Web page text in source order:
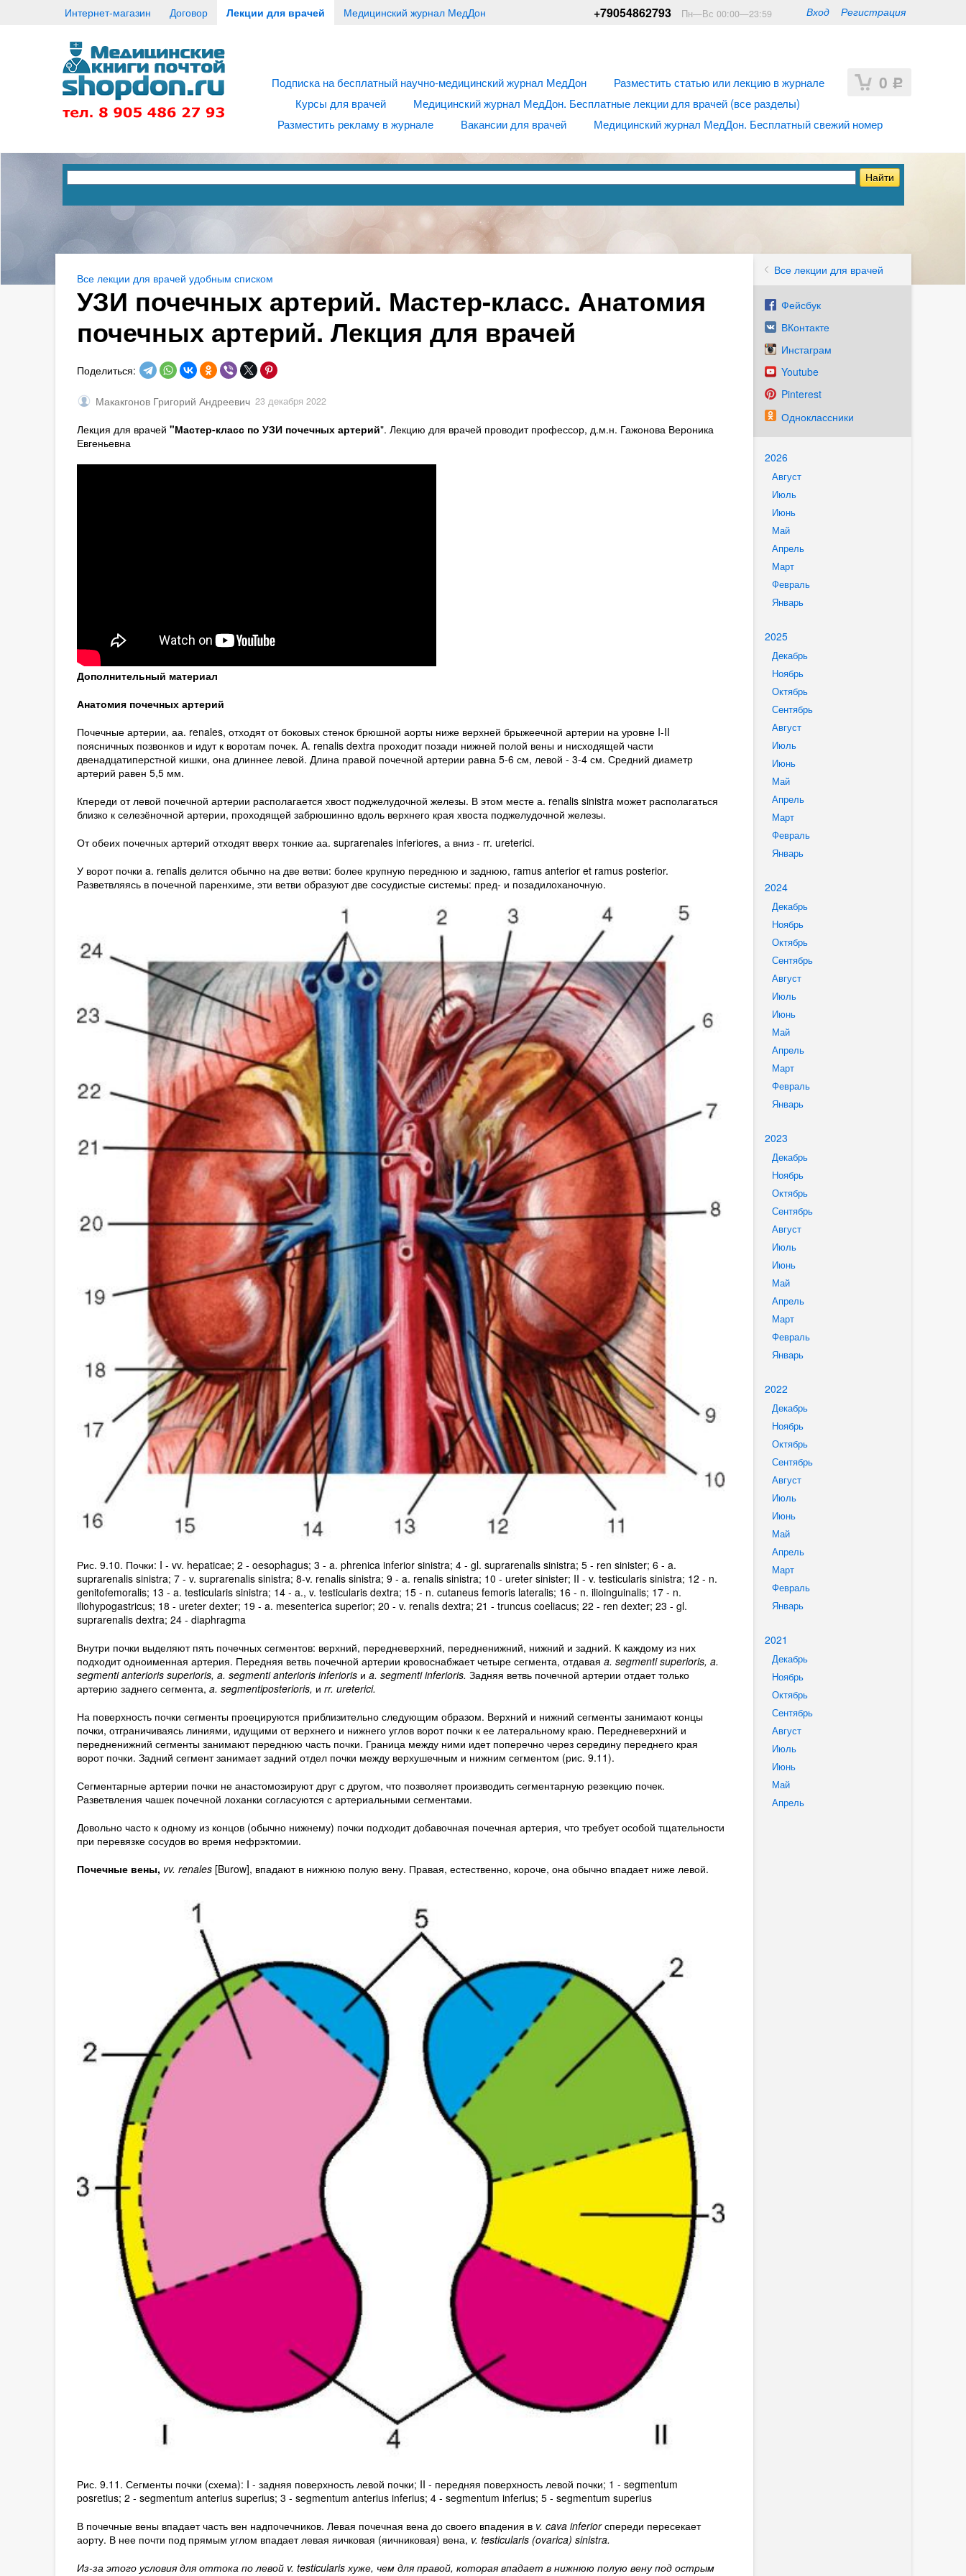
Интернет-магазин Договор Лекции для врачей Медицинский журнал МедДон Вход Регистрация
+79054862793 Пн—Вс 00:00—23:59
0 Р
Подписка на бесплатный научно-медицинский журнал МедДон
Разместить статью или лекцию в журнале
Курсы для врачей
Медицинский журнал МедДон. Бесплатные лекции для врачей (все разделы)
Разместить рекламу в журнале
Вакансии для врачей Медицинский журнал МедДон. Бесплатный свежий номер
Все лекции для врачей
Фейсбук
ВКонтакте
Инстаграм
Youtube
Pinterest
Одноклассники
2026
Август
Июль
Июнь
Май
Апрель
Март
Февраль
Январь
2025
Декабрь
Ноябрь
Октябрь
Сентябрь
Август
Июль
Июнь
Май
Апрель
Март
Февраль
Январь
2024
Декабрь
Ноябрь
Октябрь
Сентябрь
Август
Июль
Июнь
Май
Апрель
Март
Февраль
Январь
2023
Декабрь
Ноябрь
Октябрь
Сентябрь
Август
Июль
Июнь
Май
Апрель
Март
Февраль
Январь
2022
Декабрь
Ноябрь
Октябрь
Сентябрь
Август
Июль
Июнь
Май
Апрель
Март
Февраль
Январь
2021
Декабрь
Ноябрь
Октябрь
Сентябрь
Август
Июль
Июнь
Май
Апрель
Все лекции для врачей удобным списком
УЗИ почечных артерий. Мастер-класс. Анатомия
почечных артерий. Лекция для врачей
Поделиться:
Макакгонов Григорий Андреевич 23 декабря 2022
Лекция для врачей "Мастер-класс по УЗИ почечных артерий". Лекцию для врачей проводит профессор, д.м.н. Гажонова Вероника
Евгеньевна
Дополнительный материал
Анатомия почечных артерий
Почечные артерии, аа. renales, отходят от боковых стенок брюшной аорты ниже верхней брыжеечной артерии на уровне I-II
поясничных позвонков и идут к воротам почек. A. renalis dextra проходит позади нижней полой вены и нисходящей части
двенадцатиперстной кишки, она длиннее левой. Длина правой почечной артерии равна 5-6 см, левой - 3-4 см. Средний диаметр
артерий равен 5,5 мм.
Кпереди от левой почечной артерии располагается хвост поджелудочной железы. В этом месте а. renalis sinistra может располагаться
близко к селезёночной артерии, проходящей забрюшинно вдоль верхнего края хвоста поджелудочной железы.
От обеих почечных артерий отходят вверх тонкие аа. suprarenales inferiores, а вниз - rr. ureterici.
У ворот почки a. renalis делится обычно на две ветви: более крупную переднюю и заднюю, ramus anterior et ramus posterior.
Разветвляясь в почечной паренхиме, эти ветви образуют две сосудистые системы: пред- и позадилоханочную.
Рис. 9.10. Почки: I - vv. hepaticae; 2 - oesophagus; 3 - a. phrenica inferior sinistra; 4 - gl. suprarenalis sinistra; 5 - ren sinister; 6 - a.
suprarenalis sinistra; 7 - v. suprarenalis sinistra; 8-v. renalis sinistra; 9 - a. renalis sinistra; 10 - ureter sinister; II - v. testicularis sinistra; 12 - n.
genitofemoralis; 13 - a. testicularis sinistra; 14 - a., v. testicularis dextra; 15 - n. cutaneus femoris lateralis; 16 - n. ilioinguinalis; 17 - n.
iliohypogastricus; 18 - ureter dexter; 19 - a. mesenterica superior; 20 - v. renalis dextra; 21 - truncus coeliacus; 22 - ren dexter; 23 - gl.
suprarenalis dextra; 24 - diaphragma
Внутри почки выделяют пять почечных сегментов: верхний, передневерхний, передненижний, нижний и задний. К каждому из них
подходит одноименная артерия. Передняя ветвь почечной артерии кровоснабжает четыре сегмента, отдавая a. segmenti superioris, a.
segmenti anterioris superioris, a. segmenti anterioris inferioris и a. segmentiinferioris. Задняя ветвь почечной артерии отдает только
артерию заднего сегмента, a. segmentiposterioris, и rr. ureterici.
На поверхность почки сегменты проецируются приблизительно следующим образом. Верхний и нижний сегменты занимают концы
почки, отграничиваясь линиями, идущими от верхнего и нижнего углов ворот почки к ее латеральному краю. Передневерхний и
передненижний сегменты занимают переднюю часть почки. Граница между ними идет поперечно через середину переднего края
ворот почки. Задний сегмент занимает задний отдел почки между верхушечным и нижним сегментом (рис. 9.11).
Сегментарные артерии почки не анастомозируют друг с другом, что позволяет производить сегментарную резекцию почек.
Разветвления чашек почечной лоханки согласуются с артериальными сегментами.
Довольно часто к одному из концов (обычно нижнему) почки подходит добавочная почечная артерия, что требует особой тщательности
при перевязке сосудов во время нефрэктомии.
Почечные вены, vv. renales [Burow], впадают в нижнюю полую вену. Правая, естественно, короче, она обычно впадает ниже левой.
Рис. 9.11. Сегменты почки (схема): I - задняя поверхность левой почки; II - передняя поверхность левой почки; 1 - segmentum
posretius; 2 - segmentum anterius superius; 3 - segmentum anterius inferius; 4 - segmentum inferius; 5 - segmentum superius
В почечные вены впадает часть вен надпочечников. Левая почечная вена до своего впадения в v. cava inferiorспереди пересекает
аорту. В нее почти под прямым углом впадает левая яичковая (яичниковая) вена, v. testicularis (ovarica) sinistra.
Из-за этого условия для оттока по левой v. testicularis хуже, чем для правой, которая впадает в нижнюю полую вену под острым